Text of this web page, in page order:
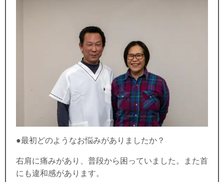
●最初どのようなお悩みがありましたか？
右肩に痛みがあり、普段から困っていました。また首
にも違和感があります。